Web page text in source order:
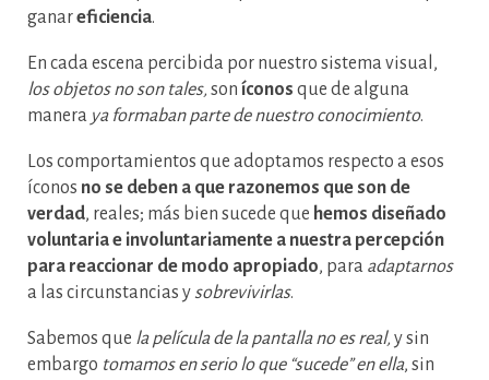
ganareficiencia.
En cada escena percibida por nuestro sistema visual,
los objetos no son tales, son íconos que de alguna
manera ya formaban parte de nuestro conocimiento.
Los comportamientos que adoptamos respecto a esos
íconos no se deben a que razonemos que son de
verdad, reales; más bien sucede que hemos diseñado
voluntaria e involuntariamente a nuestra percepción
para reaccionar de modo apropiado, para adaptarnos
a las circunstancias ysobrevivirlas.
Sabemos que la película de la pantalla no es real, y sin
embargo tomamos en serio lo que “sucede” en ella, sin